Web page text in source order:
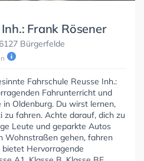
Frank Rösener
Bürgerfelde
Fahrschule Reusse Inh.:
Fahrunterricht und
Oldenburg. Du wirst lernen,
fahren. Achte darauf, dich zu
Leute und geparkte Autos
Wohnstraßen gehen, fahren
bietet Hervorragende